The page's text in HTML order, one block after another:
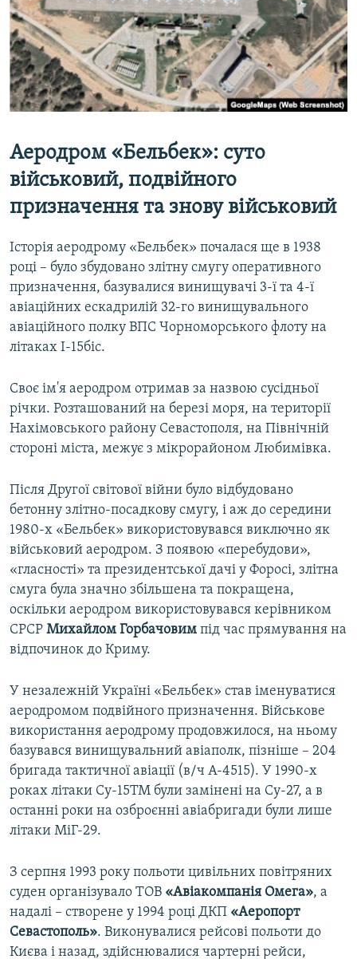
Аеродром «Бельбек»: суто
військовий, подвійного
призначення та знову військовий
Історія аеродрому «Бельбек» почалася ще в 1938
році – було збудовано злітну смугу оперативного
призначення, базувалися винищувачі 3-ї та 4-ї
авіаційних ескадрилій 32-го винищувального
авіаційного полку ВПС Чорноморського флоту на
літаках І-15біс.
Своє ім'я аеродром отримав за назвою сусідньої
річки. Розташований на березі моря, на території
Нахімовського району Севастополя, на Північній
стороні міста, межує з мікрорайоном Любимівка.
Після Другої світової війни було відбудовано
бетонну злітно-посадкову смугу, і аж до середини
1980-х «Бельбек» використовувався виключно як
військовий аеродром. З появою «перебудови»,
«гласності» та президентської дачі у Форосі, злітна
смуга була значно збільшена та покращена,
оскільки аеродром використовувався керівником
СРСР Михайлом Горбачовим під час прямування на
відпочинок до Криму.
У незалежній Україні «Бельбек» став іменуватися
аеродромом подвійного призначення. Військове
використання аеродрому продовжилося, на ньому
базувався винищувальний авіаполк, пізніше – 204
бригада тактичної авіації (в/ч А-4515). У 1990-х
роках літаки Су-15ТМ були замінені на Су-27, а в
останні роки на озброєнні авіабригади були лише
літаки МіГ-29.
З серпня 1993 року польоти цивільних повітряних
суден організувало ТОВ «Авіакомпанія Омега», а
надалі – створене у 1994 році ДКП «Аеропорт
Севастополь». Виконувалися рейсові польоти до
Києва і назад, здійснювалися чартерні рейси,